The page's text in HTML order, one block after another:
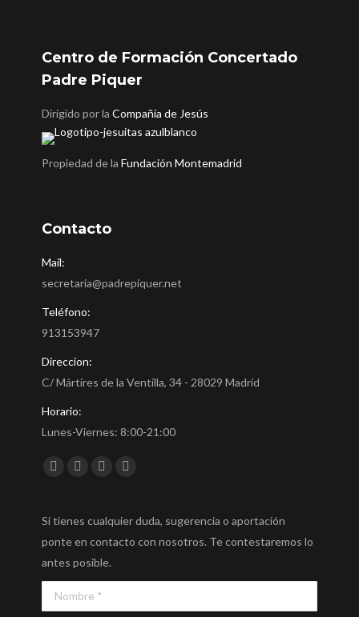
Centro de Formación Concertado
Padre Piquer
Dirigido por laCompañía de Jesús
Propiedad de laFundación Montemadrid
Contacto
Mail:
secretaria@padrepiquer.net
Teléfono:
913153947
Direccion:
C/ Mártires de la Ventilla, 34 - 28029 Madrid
Horario:
Lunes-Viernes: 8:00-21:00
Encuéntranos en:
Si tienes cualquier duda, sugerencia o aportación
ponte en contacto con nosotros. Te contestaremos lo
antes posible.